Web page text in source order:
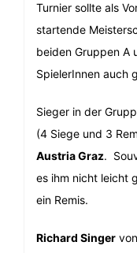
Turnier sollte als
startende
beiden Gruppen A
SpielerInnen auch
Sieger in der
(4 Siege und 3
Austria Graz.
es ihm nicht leicht
ein Remis.
Richard Singer